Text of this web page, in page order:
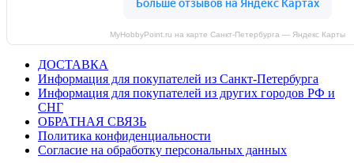
MyHobbyPoint.ru на карте Санкт‑Петербурга — Яндекс Карты
ДОСТАВКА
Информация для покупателей из Санкт-Петербурга
Информация для покупателей из других городов РФ и
СНГ
ОБРАТНАЯ СВЯЗЬ
Политика конфиденциальности
Согласие на обработку персональных данных